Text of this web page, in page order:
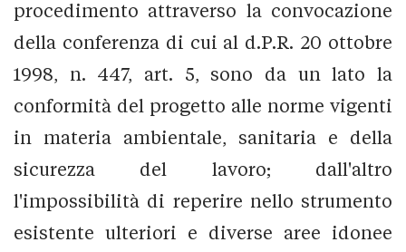
procedimento attraverso la convocazione
della conferenza di cui al d.P.R. 20 ottobre
1998, n. 447, art. 5, sono da un lato la
conformità del progetto alle norme vigenti
in materia ambientale, sanitaria e della
sicurezza del lavoro; dall'altro
l'impossibilità di reperire nello strumento
esistente ulteriori e diverse aree idonee